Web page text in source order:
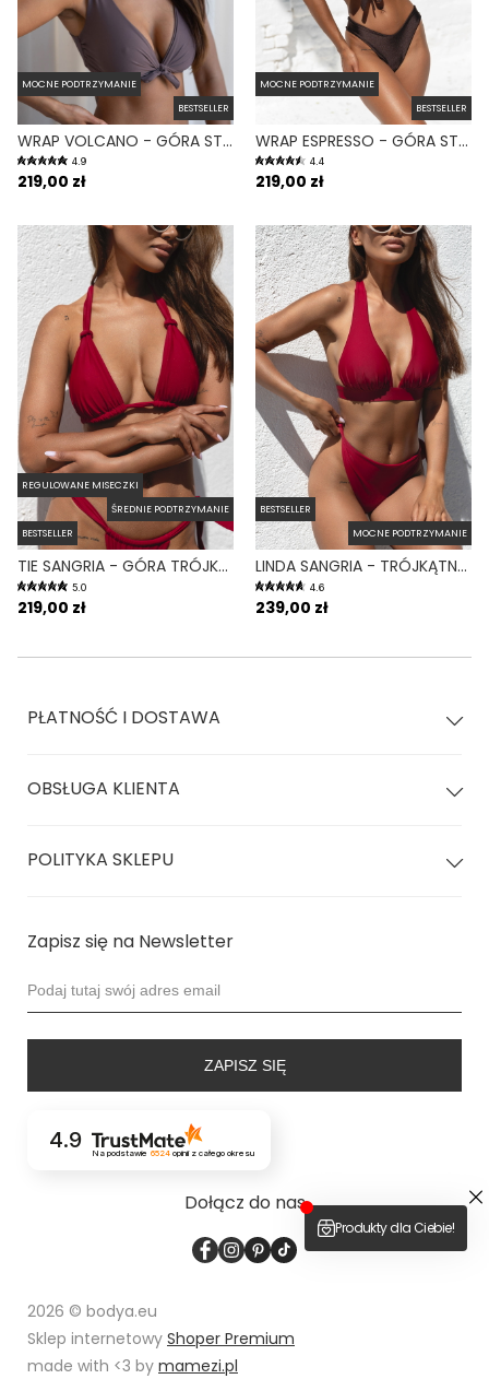
MOCNE PODTRZYMANIE
BESTSELLER
WRAP VOLCANO - GÓRA STROJU KĄPIELOWEGO NA DUŻY BIUST REGULOWANY OBWÓD FIOLETOWY
4.9
219,00 zł
MOCNE PODTRZYMANIE
BESTSELLER
WRAP ESPRESSO - GÓRA STROJU KĄPIELOWEGO NA DUŻY BIUST REGULOWANY OBWÓD BRĄZ
4.4
219,00 zł
REGULOWANE MISECZKI
ŚREDNIE PODTRZYMANIE
BESTSELLER
TIE SANGRIA - GÓRA TRÓJKĄTNA OD BIKINI WIĄZANA NA SZYI BORDOWY
5.0
219,00 zł
BESTSELLER
MOCNE PODTRZYMANIE
LINDA SANGRIA - TRÓJKĄTNA GÓRA OD BIKINI NA DUŻY BIUST BORDOWY
4.6
239,00 zł
PŁATNOŚĆ I DOSTAWA
OBSŁUGA KLIENTA
POLITYKA SKLEPU
Zapisz się na Newsletter
ZAPISZ SIĘ
4.9
Na podstawie 6524opinii z całego okresu
Dołącz do nas
2026 © bodya.eu
Sklep internetowy Shoper Premium
made with <3 by mamezi.pl